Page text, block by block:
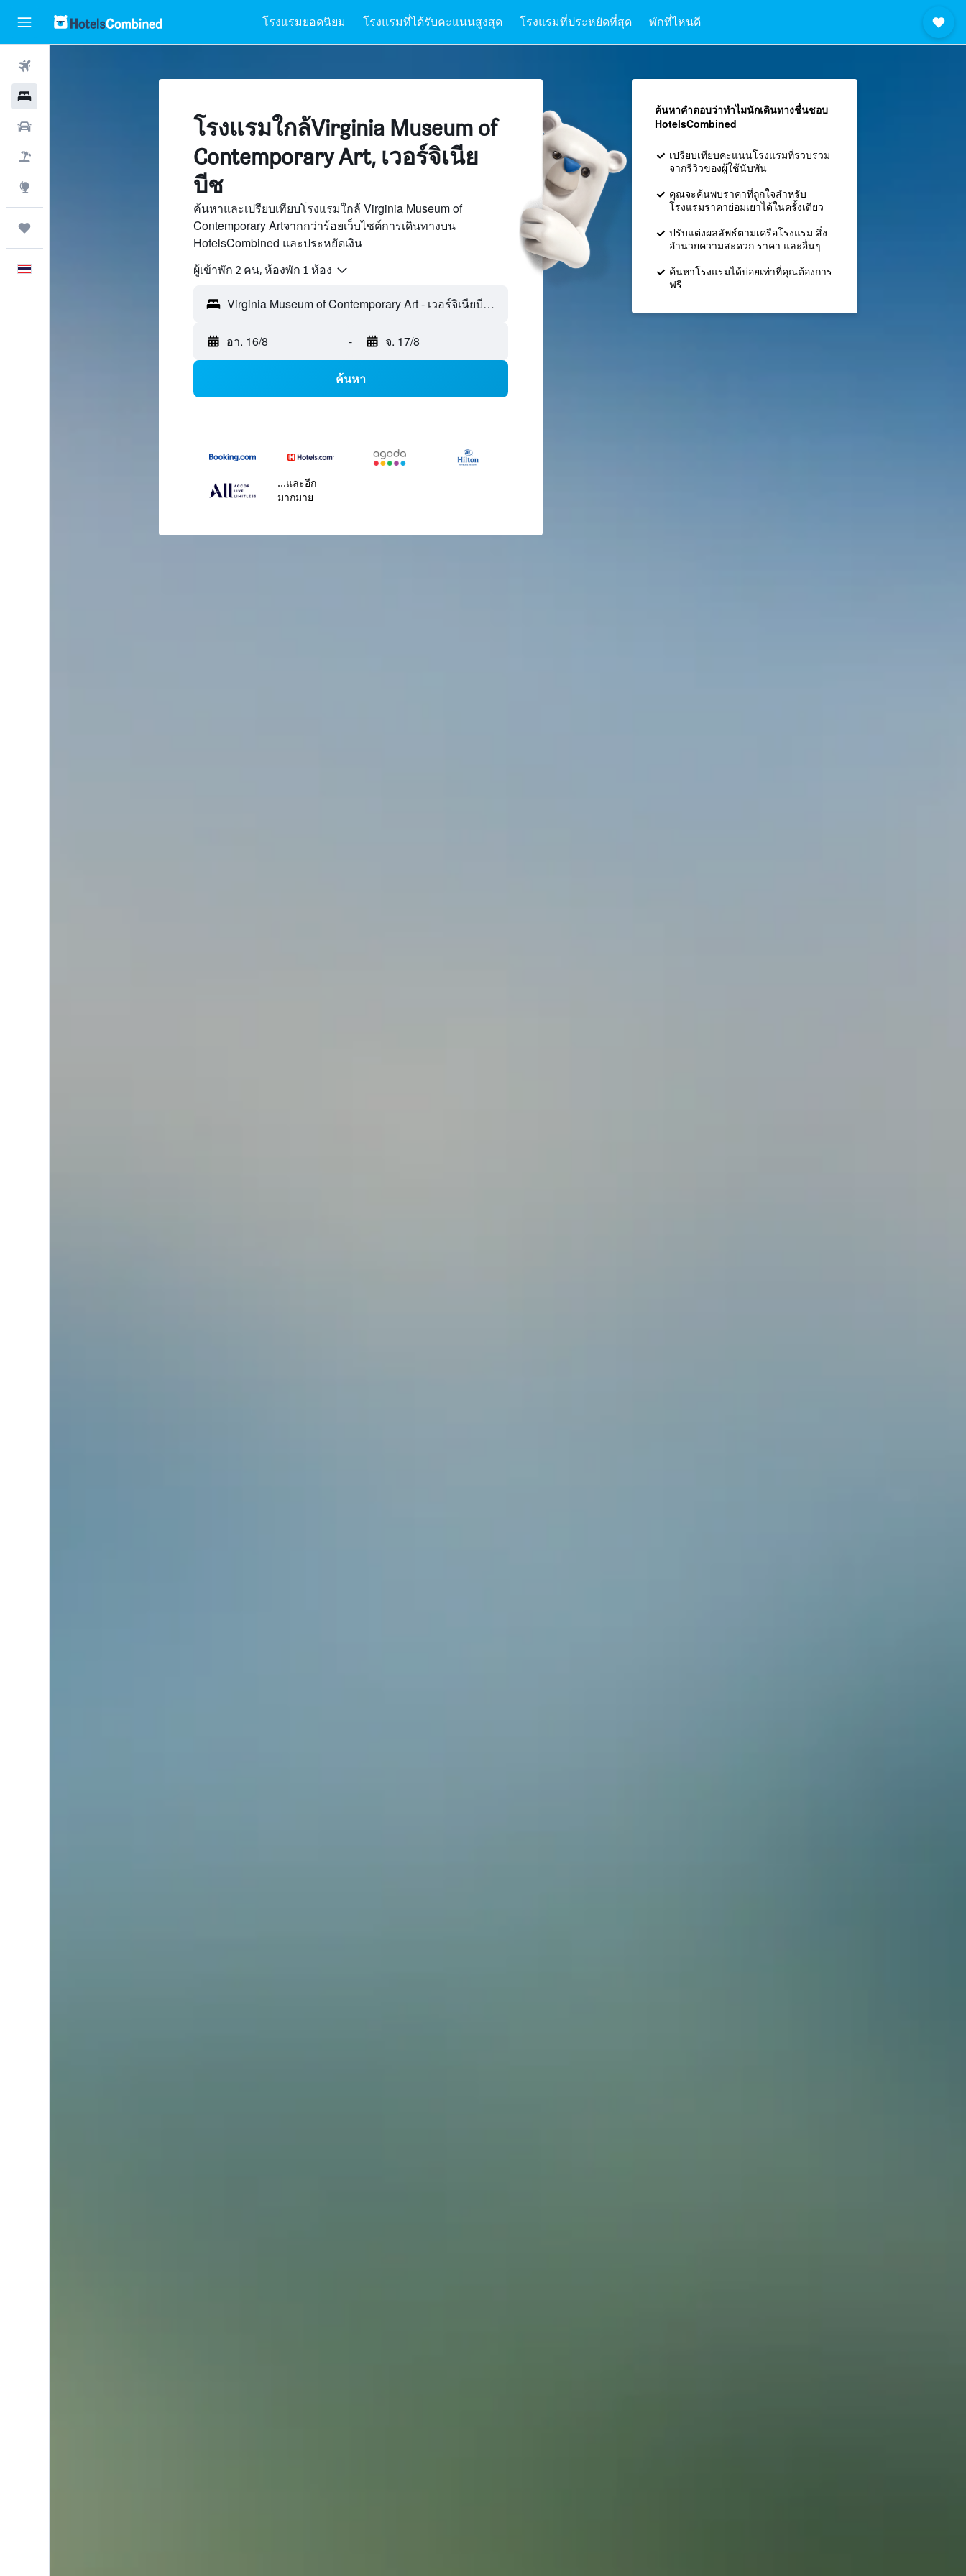
โรงแรมยอดนิยม โรงแรมที่ได้รับคะแนนสูงสุด โรงแรมที่ประหยัดที่สุด พักที่ไหนดี
โรงแรมใกล้Virginia Museum of
Contemporary Art, เวอร์จิเนีย
บีช
ค้นหาและเปรียบเทียบโรงแรมใกล้ Virginia Museum of
Contemporary Artจากกว่าร้อยเว็บไซต์การเดินทางบน
HotelsCombined และประหยัดเงิน
ผู้เข้าพัก 2 คน, ห้องพัก 1 ห้อง
อา. 16/8 - จ. 17/8
ค้นหา
...และอีก
มากมาย
ค้นหาคำตอบว่าทำไมนักเดินทางชื่นชอบ
HotelsCombined
เปรียบเทียบคะแนนโรงแรมที่รวบรวม
จากรีวิวของผู้ใช้นับพัน
คุณจะค้นพบราคาที่ถูกใจสำหรับ
โรงแรมราคาย่อมเยาได้ในครั้งเดียว
ปรับแต่งผลลัพธ์ตามเครือโรงแรม สิ่ง
อำนวยความสะดวก ราคา และอื่นๆ
ค้นหาโรงแรมได้บ่อยเท่าที่คุณต้องการ
ฟรี